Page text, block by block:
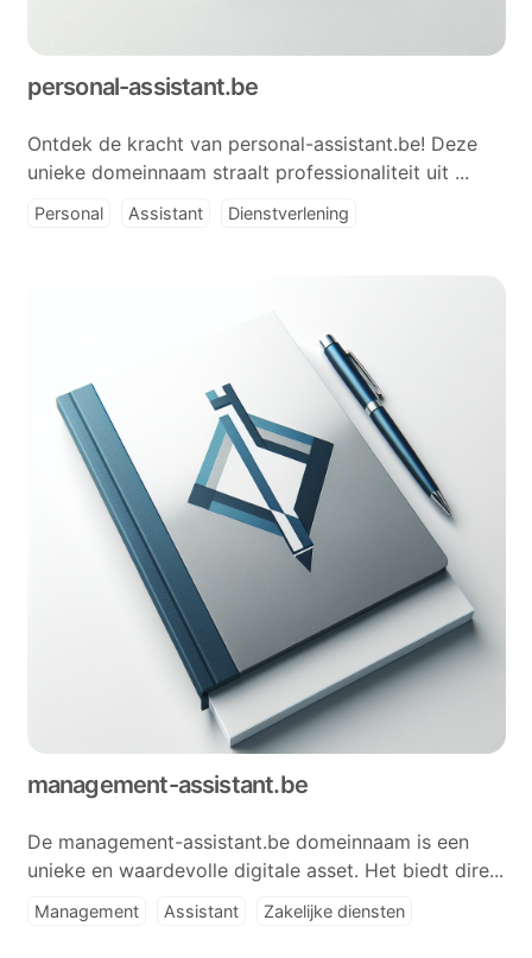
personal-assistant.be
Ontdek de kracht van personal-assistant.be! Deze
unieke domeinnaam straalt professionaliteit uit ...
Personal Assistant Dienstverlening
management-assistant.be
De management-assistant.be domeinnaam is een
unieke en waardevolle digitale asset. Het biedt dire...
Management Assistant Zakelijke diensten